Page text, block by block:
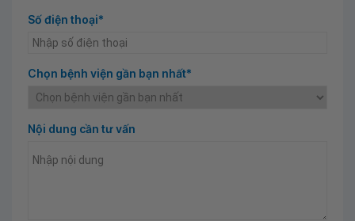
Số điện thoại*
Chọn bệnh viện gần bạn nhất*
Nội dung cần tư vấn